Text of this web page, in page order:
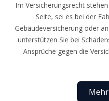
Im Versicherungsrecht
Seite, sei es bei der
Gebäudeversicherung oder
unterstützen Sie bei
Ansprüche gegen die